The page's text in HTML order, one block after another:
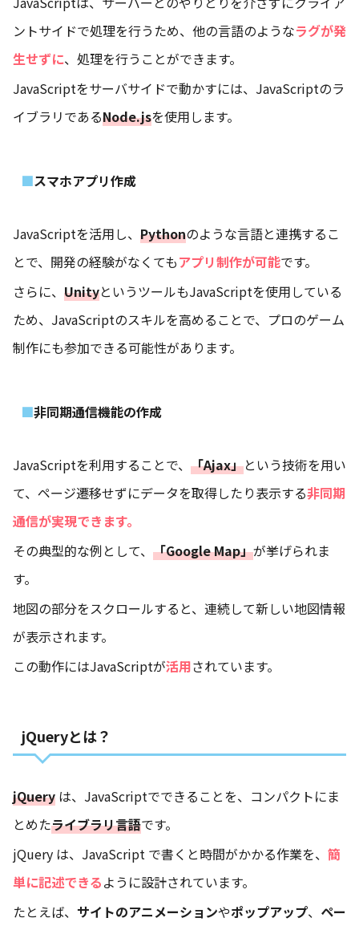
ントサイドで処理を行うため、他の言語のようなラグが発
生せずに、処理を行うことができます。
JavaScriptをサーバサイドで動かすには、JavaScriptのラ
イブラリであるNode.jsを使用します。
スマホアプリ作成
JavaScriptを活用し、 Pythonのような言語と連携するこ
とで、開発の経験がなくてもアプリ制作が可能です。
さらに、 UnityというツールもJavaScriptを使用している
ため、JavaScriptのスキルを高めることで、プロのゲーム
制作にも参加できる可能性があります。
非同期通信機能の作成
JavaScriptを利用することで、 「Ajax」という技術を用い
て、ページ遷移せずにデータを取得したり表示する非同期
通信が実現できます。
その典型的な例として、 「Google Map」が挙げられま
す。
地図の部分をスクロールすると、連続して新しい地図情報
が表示されます。
この動作にはJavaScriptが活用されています。
jQueryとは？
jQuery は、JavaScriptでできることを、コンパクトにま
とめたライブラリ言語です。
jQuery は、JavaScript で書くと時間がかかる作業を、 簡
単に記述できるように設計されています。
たとえば、 サイトのアニメーションやポップアップ、 ペー